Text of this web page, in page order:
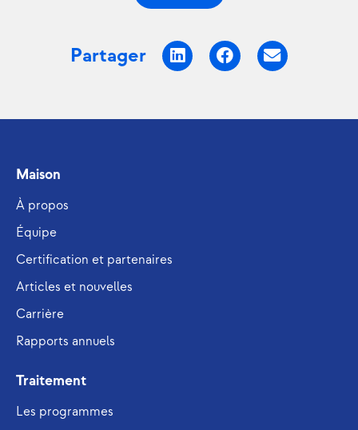
Partager
Maison
À propos
Équipe
Certification et partenaires
Articles et nouvelles
Carrière
Rapports annuels
Traitement
Les programmes